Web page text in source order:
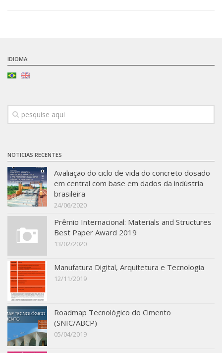
Convênio ABCP-USP
LME: Laboratório Multiusuário
IDIOMA:
NOTICIAS RECENTES
Avaliação do ciclo de vida do concreto dosado
em central com base em dados da indústria
brasileira
24/06/2020
Prêmio Internacional: Materials and Structures
Best Paper Award 2019
13/02/2020
Manufatura Digital, Arquitetura e Tecnologia
12/11/2019
Roadmap Tecnológico do Cimento
(SNIC/ABCP)
05/04/2019